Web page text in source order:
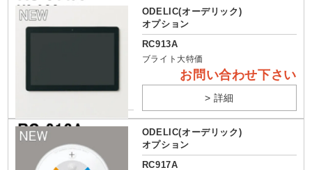
ODELIC(オーデリック)
オプション
RC913A
ブライト大特価
お問い合わせ下さい
> 詳細
ODELIC(オーデリック)
オプション
RC917A